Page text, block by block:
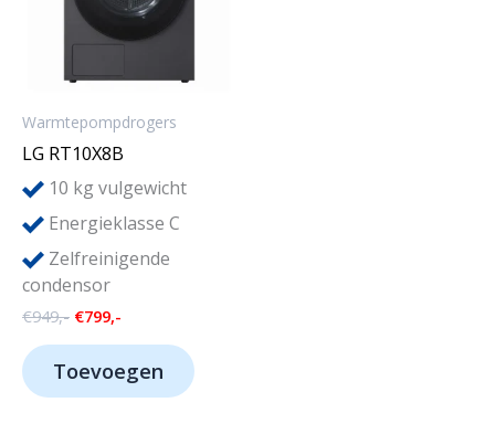
Warmtepompdrogers
LG RT10X8B
10 kg vulgewicht
Energieklasse C
Zelfreinigende
condensor
€949,- Oorspronkelijke
€949,-.
€799,-
€799,-.
Toevoegen